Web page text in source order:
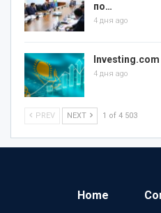
по…
4 дня ago
4 дня ago
PREV NEXT 1 of 4 503
Home